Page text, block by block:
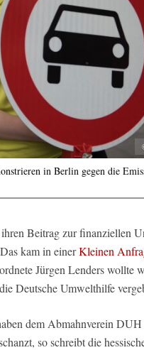
in Berlin gegen die
Beitrag zur finanziellen
kam in einerKleinen
Jürgen Lenders wollte
Deutsche Umwelthilfe
dem Abmahnverein
so schreibt die